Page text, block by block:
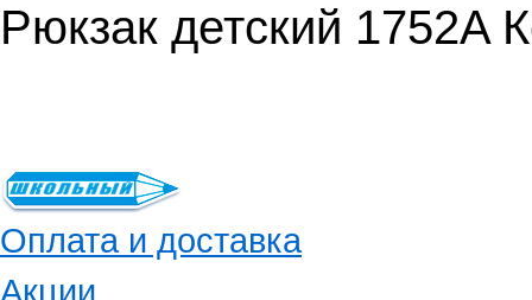
Рюкзак детский 1752A
Оплата и доставка
Акции